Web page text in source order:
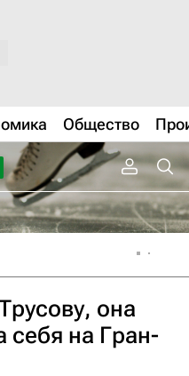
Общество
она
себя на Гран-